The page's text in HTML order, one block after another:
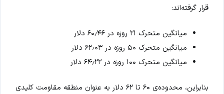
قرار گرفته‌اند:
میانگین متحرک ۲۱ روزه در ۶۰٫۴۶ دلار
میانگین متحرک ۵۰ روزه در ۶۲٫۰۳ دلار
میانگین متحرک ۱۰۰ روزه در ۶۴٫۲۲ دلار
بنابراین، محدوده‌ی ۶۰ تا ۶۲ دلار به عنوان منطقه مقاومت کلیدی